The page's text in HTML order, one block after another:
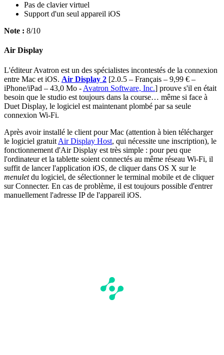
Pas de clavier virtuel
Support d'un seul appareil iOS
Note : 8/10
Air Display
L'éditeur Avatron est un des spécialistes incontestés de la connexion
entre Mac et iOS. Air Display 2 [2.0.5 – Français – 9,99 € –
iPhone/iPad – 43,0 Mo - Avatron Software, Inc.] prouve s'il en était
besoin que le studio est toujours dans la course… même si face à
Duet Display, le logiciel est maintenant plombé par sa seule
connexion Wi-Fi.
Après avoir installé le client pour Mac (attention à bien télécharger
le logiciel gratuit Air Display Host, qui nécessite une inscription), le
fonctionnement d'Air Display est très simple : pour peu que
l'ordinateur et la tablette soient connectés au même réseau Wi-Fi, il
suffit de lancer l'application iOS, de cliquer dans OS X sur le
menuletdu logiciel, de sélectionner le terminal mobile et de cliquer
sur Connecter. En cas de problème, il est toujours possible d'entrer
manuellement l'adresse IP de l'appareil iOS.